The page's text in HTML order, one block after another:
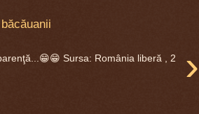
›
Sursa: România liberă , 2